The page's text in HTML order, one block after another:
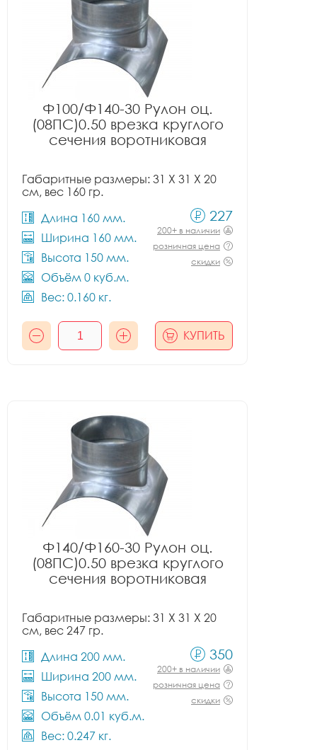
Ф100/Ф140-30 Рулон оц.
(08ПС)0.50 врезка круглого
сечения воротниковая
Габаритные размеры: 31 X 31 X 20
см, вес 160 гр.
Длина 160 мм.
Ширина 160 мм.
Высота 150 мм.
Объём 0 куб.м.
Вес: 0.160 кг.
227
200+ в наличии
розничная цена
скидки
КУПИТЬ
Ф140/Ф160-30 Рулон оц.
(08ПС)0.50 врезка круглого
сечения воротниковая
Габаритные размеры: 31 X 31 X 20
см, вес 247 гр.
Длина 200 мм.
Ширина 200 мм.
Высота 150 мм.
Объём 0.01 куб.м.
Вес: 0.247 кг.
350
200+ в наличии
розничная цена
скидки